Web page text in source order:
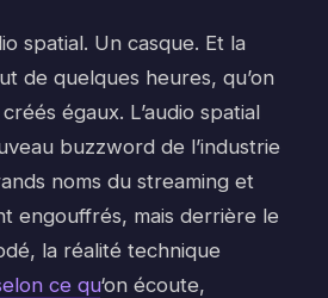
spatial. Un casque. Et la
de quelques heures, qu’on
égaux. L’audio spatial
buzzword de l’industrie
noms du streaming et
engouffrés, mais derrière le
la réalité technique
ce qu‘on écoute,